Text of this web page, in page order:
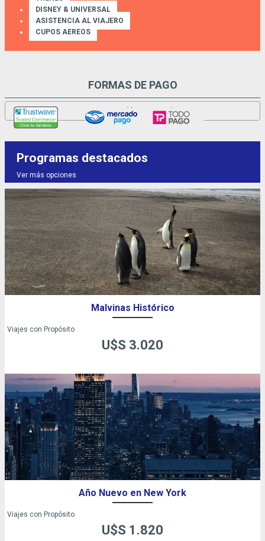
DISNEY & UNIVERSAL
ASISTENCIA AL VIAJERO
CUPOS AEREOS
FORMAS DE PAGO
Ver promociones
Programas destacados
Ver más opciones
Malvinas Histórico
Viajes con Propósito
U$S 3.020
Año Nuevo en New York
Viajes con Propósito
U$S 1.820